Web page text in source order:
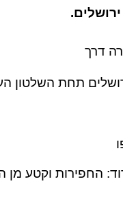
.
דרך
תחת השלטון